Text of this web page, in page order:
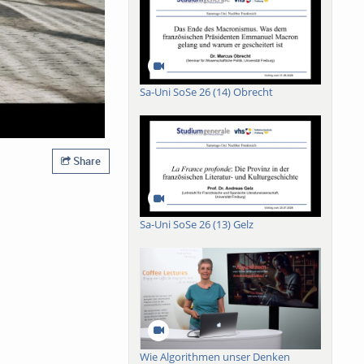
Share
Sa-Uni SoSe 26 (14) Obrecht
Sa-Uni SoSe 26 (13) Gelz
Wie Algorithmen unser Denken